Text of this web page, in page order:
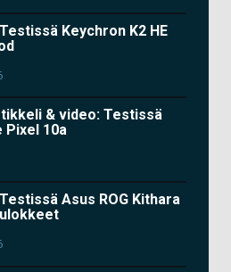
Keychron K2 HE
& video: Testissä
Pixel 10a
Asus ROG Kithara